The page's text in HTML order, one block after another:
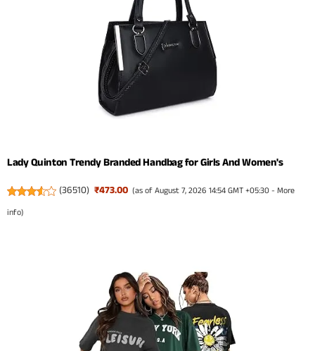
Lady Quinton Trendy Branded Handbag for Girls And Women's
(36510) ₹473.00 (as of August 7, 2026 14:54 GMT +05:30 -More
info)